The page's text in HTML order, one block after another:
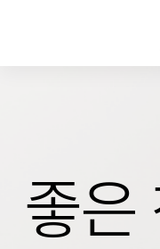
좋은